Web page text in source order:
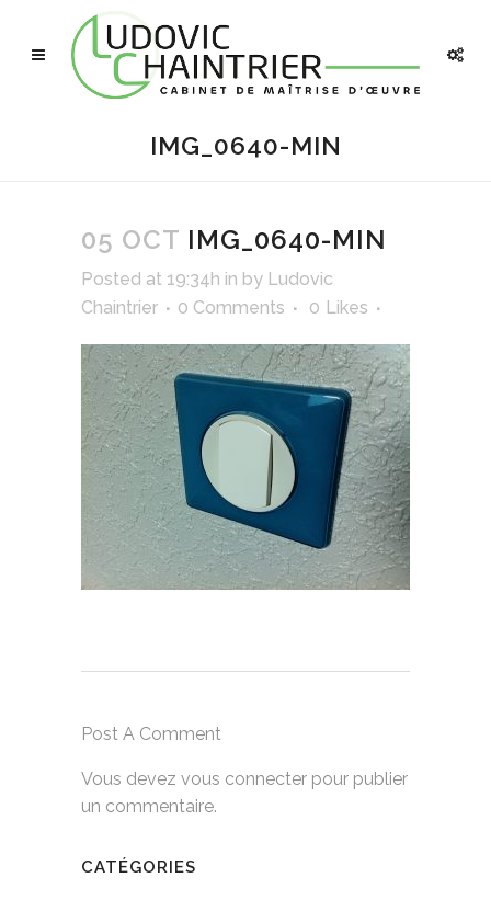
IMG_0640-MIN
05 OCT IMG_0640-MIN
Posted at 19:34h in by Ludovic
Chaintrier
0 Comments 0 Likes
Post A Comment
Vous devez vous connecter pour publier
un commentaire.
CATÉGORIES